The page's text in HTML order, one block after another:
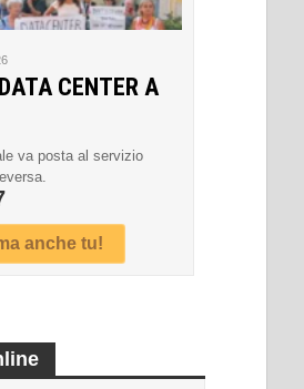
CENTER A
va posta al servizio
anche tu!